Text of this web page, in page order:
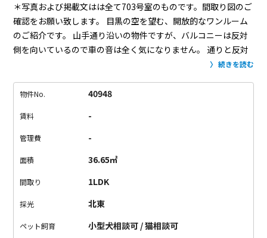
＊写真および掲載文はは全て703号室のものです。間取り図のご
確認をお願い致します。
目黒の空を望む、開放的なワンルーム
のご紹介です。
山手通り沿いの物件ですが、バルコニーは反対
側を向いているので車の音は全く気になりません。
通りと反対
側には目黒美術館があり、建物の高さがないので、眺望良好！
っても立体的なメゾネットになっていて、キッチンのある上の階
体感的にはすごく広く感じ、北東向きでもお部屋全体は明るく
感じます。
山手通りをずっとまっすぐ行けば中目黒駅までも16
みの日などにジョギングやお散歩が楽しくなる立地です。
物件につき、早いもの勝ちですよ！
続きを読む
物件No. 40948
賃料 -
管理費 -
面積 36.65㎡
間取り 1LDK
採光 北東
ペット飼育 小型犬相談可 / 猫相談可